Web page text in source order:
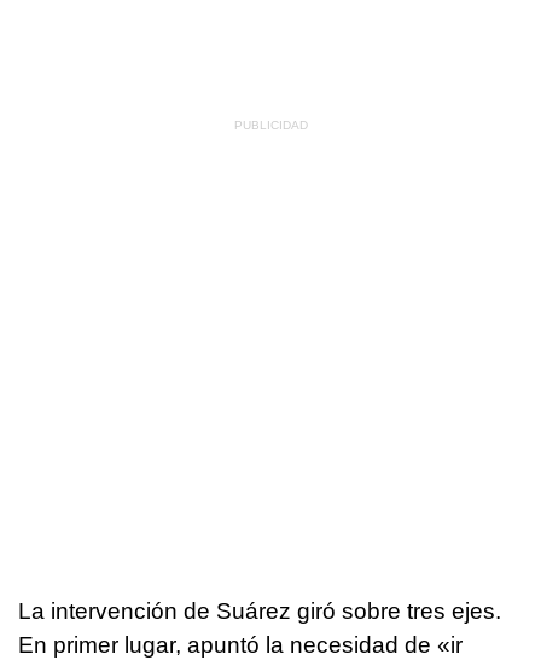
La intervención de Suárez giró sobre tres ejes.
En primer lugar, apuntó la necesidad de «ir